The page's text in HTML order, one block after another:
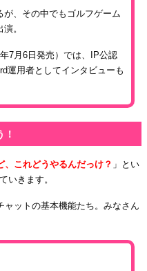
、その中でもゴルフゲーム
。
7月6日発売）では、IP公認
運用者としてインタビューも
これどうやるんだっけ？ 」とい
いきます。
ットの基本機能たち。みなさん